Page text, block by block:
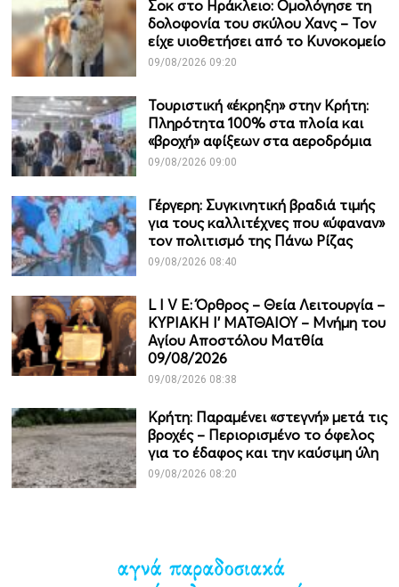
Σοκ στο Ηράκλειο: Ομολόγησε τη
δολοφονία του σκύλου Χανς – Τον
είχε υιοθετήσει από το Κυνοκομείο
09/08/2026 09:20
Τουριστική «έκρηξη» στην Κρήτη:
Πληρότητα 100% στα πλοία και
«βροχή» αφίξεων στα αεροδρόμια
09/08/2026 09:00
Γέργερη: Συγκινητική βραδιά τιμής
για τους καλλιτέχνες που «ύφαναν»
τον πολιτισμό της Πάνω Ρίζας
09/08/2026 08:40
L I V E: Όρθρος – Θεία Λειτουργία –
ΚΥΡΙΑΚΗ Ι' ΜΑΤΘΑΙΟΥ – Μνήμη του
Αγίου Αποστόλου Ματθία
09/08/2026
09/08/2026 08:38
Κρήτη: Παραμένει «στεγνή» μετά τις
βροχές – Περιορισμένο το όφελος
για το έδαφος και την καύσιμη ύλη
09/08/2026 08:20